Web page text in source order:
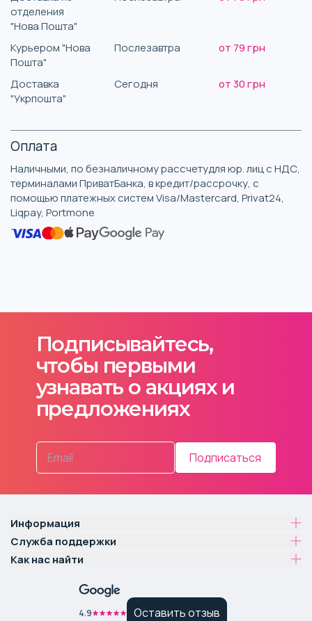
отделения
"Нова Пошта"
Курьером "Нова
Пошта"
Послезавтра от 79 грн
Доставка
"Укрпошта"
Сегодня от 30 грн
Оплата
Наличными, по безналичному рассчетудля юр. лиц с НДС,
терминалами ПриватБанка, в кредит/рассрочку, с
помощью платежных систем Visa/Mastercard, Privat24,
Liqpay, Portmone
Подписывайтесь,
чтобы первыми
узнавать о акциях и
предложениях
Подписаться
Информация
Служба поддержки
Как нас найти
4.9 Оставить отзыв